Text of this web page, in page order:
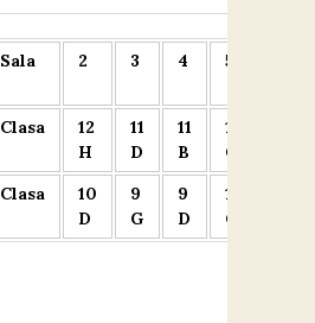
Sala 2 3 4 5
Clasa
12
H
11
D
11
B
12
G
Clasa
10
D
9
G
9
D
10
C